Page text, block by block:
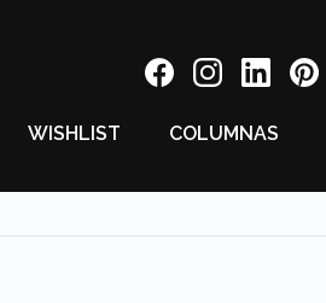
WISHLIST COLUMNAS